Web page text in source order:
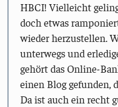
HBCI! Vielleicht
doch etwas
wieder herzustellen.
unterwegs und
gehört das Online-
einen Blog gefunden,
Da ist auch ein recht